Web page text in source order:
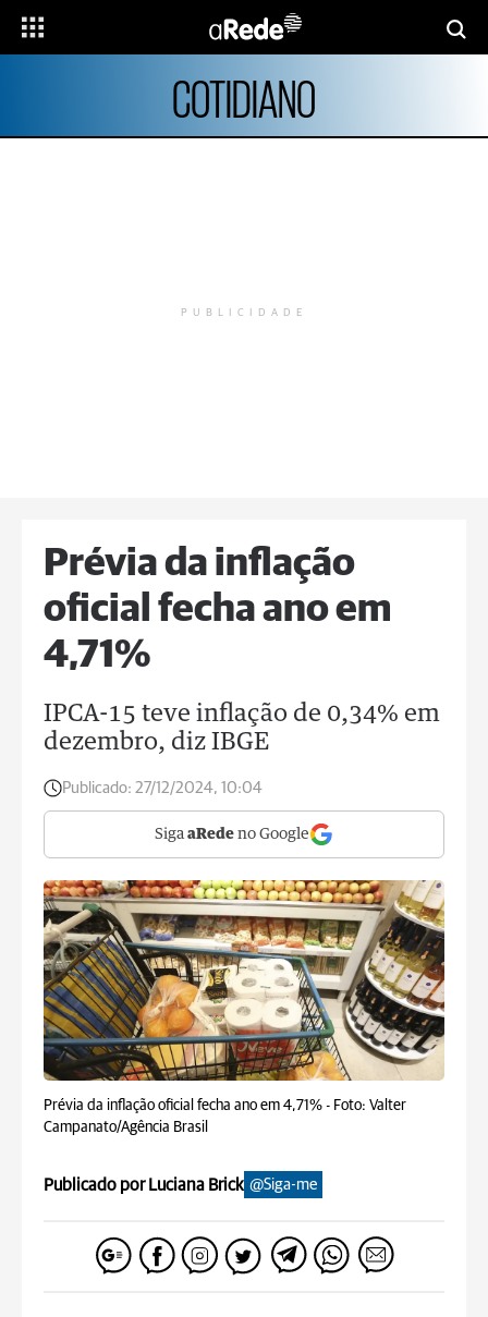
COTIDIANO
PUBLICIDADE
Prévia da inflação
oficial fecha ano em
4,71%
IPCA-15 teve inflação de 0,34% em
dezembro, diz IBGE
Publicado: 27/12/2024, 10:04
Siga aRede no Google
Prévia da inflação oficial fecha ano em 4,71% - Foto: Valter
Campanato/Agência Brasil
Publicado por Luciana Brick @Siga-me